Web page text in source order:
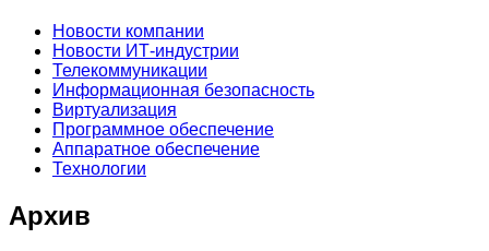
Новости компании
Новости ИТ-индустрии
Телекоммуникации
Информационная безопасность
Виртуализация
Программное обеспечение
Аппаратное обеспечение
Технологии
Архив